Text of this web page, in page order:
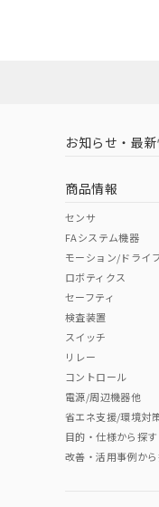
中国 RoHS 注
中国 RoHS表
Pb
"対応済み"や非
非含有品が必要
（イギリス
お知らせ・最
商品情報
センサ
FAシステム機器
モーション/ドライ
ロボティクス
セーフティ
検査装置
スイッチ
リレー
コントロール
電源/周辺機器他
省エネ支援/環境対
目的・仕様から探す
改善・活用事例か